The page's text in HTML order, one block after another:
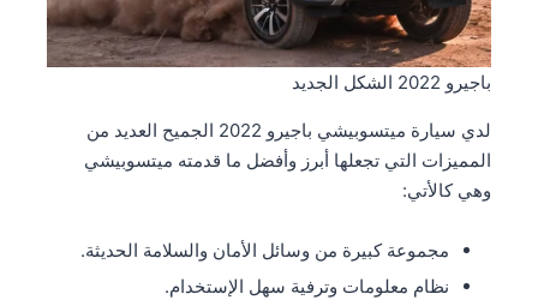
باجيرو 2022 الشكل الجديد
لدي سيارة ميتسوبيشي باجيرو 2022 الجميح العديد من
المميزات التي تجعلها أبرز وأفضل ما قدمته ميتسوبيشي
وهي كالأتي:
مجموعة كبيرة من وسائل الأمان والسلامة الحديثة.
نظام معلومات وترفية سهل الإستخدام.